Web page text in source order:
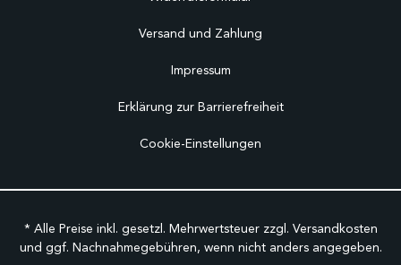
Versand und Zahlung
Impressum
Erklärung zur Barrierefreiheit
Cookie-Einstellungen
* Alle Preise inkl. gesetzl. Mehrwertsteuer zzgl. Versandkosten
und ggf. Nachnahmegebühren, wenn nicht anders angegeben.